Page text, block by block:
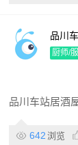
品川
员各
厨师/
品川车站居酒
642 浏览